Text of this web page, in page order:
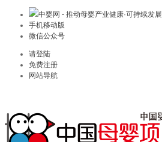
中婴网 - 推动母婴产业健康·可持续发展
手机移动版
微信公众号
请登陆
免费注册
网站导航